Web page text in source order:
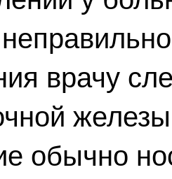
врачу
обычно